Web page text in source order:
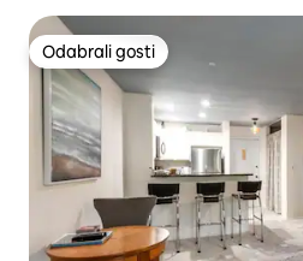
Odabrali gosti
Odabrali gosti